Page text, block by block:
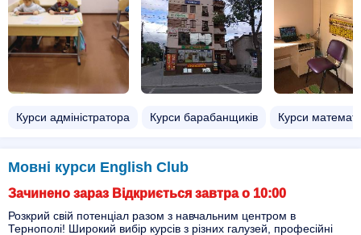
Курси адміністратора Курси барабанщиків Курси
Мовні курси English Club
Зачинено зараз Відкриється завтра о 10:00
Розкрий свій потенціал разом з навчальним центром в
Тернополі! Широкий вибір курсів з різних галузей, професійні